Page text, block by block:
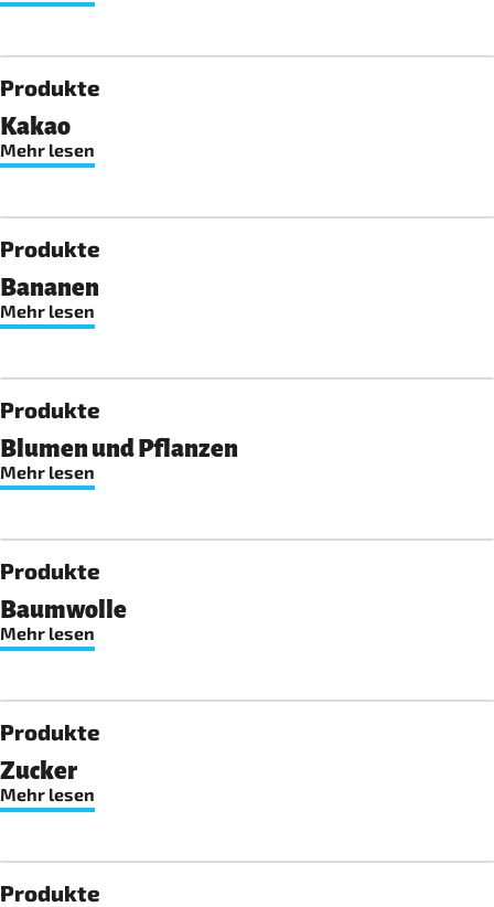
Produkte
Kakao
Mehr lesen
Produkte
Bananen
Mehr lesen
Produkte
Blumen und Pflanzen
Mehr lesen
Produkte
Baumwolle
Mehr lesen
Produkte
Zucker
Mehr lesen
Produkte